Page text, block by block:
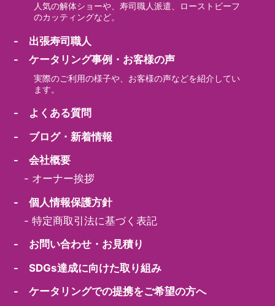
人気の解体ショーや、寿司職人派遣、ローストビーフ
のカッティングなど。
- 出張寿司職人
- ケータリング事例・お客様の声
実際のご利用の様子や、お客様の声などを紹介してい
ます。
- よくある質問
- ブログ・新着情報
- 会社概要
- オーナー挨拶
- 個人情報保護方針
-特定商取引法に基づく表記
- お問い合わせ・お見積り
- SDGs達成に向けた取り組み
- ケータリングでの提携をご希望の方へ